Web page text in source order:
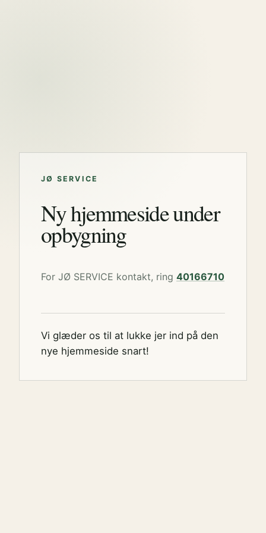
JØ SERVICE
Ny hjemmeside under
opbygning
For JØ SERVICE kontakt, ring 40166710
Vi glæder os til at lukke jer ind på den
nye hjemmeside snart!